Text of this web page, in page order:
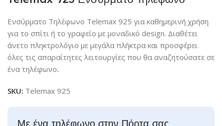
Ενσύρματο Τηλέφωνο Telemax 925 για καθημερινή χρήση
για το σπίτι ή το γραφείο με μοναδικό design. Διαθέτει
άνετο πληκτρολόγιο με μεγάλα πλήκτρα και προσφέρει
όλες τις απαραίτητες λειτουργίες που θα αναζητούσατε σε
ένα τηλέφωνο.
SKU: Telemax 925
Με ένα τηλέφωνο στην Πόρτα σας